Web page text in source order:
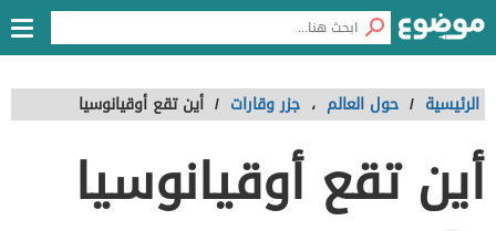
الرئيسية / حول العالم ، جزر وقارات / أين تقع أوقيانوسيا
أين تقع أوقيانوسيا